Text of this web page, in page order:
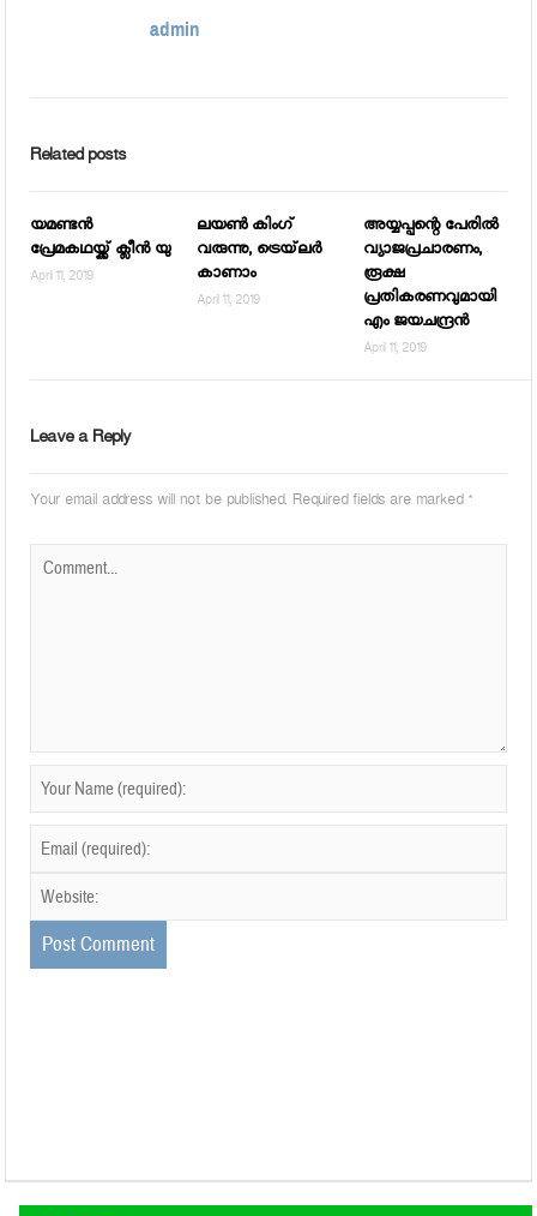
admin
Related posts
യമണ്ടന്‍
പ്രേമകഥയ്ക്ക് ക്ലീന്‍ യു
April 11, 2019
ലയണ്‍ കിംഗ്
വരുന്നു, ട്രെയ്‌ലര്‍
കാണാം
April 11, 2019
അയ്യപ്പന്റെ പേരില്‍
വ്യാജപ്രചാരണം,
രൂക്ഷ
പ്രതികരണവുമായി
എം ജയചന്ദ്രന്‍
April 11, 2019
Leave a Reply
Your email address will not be published. Required fields are marked *